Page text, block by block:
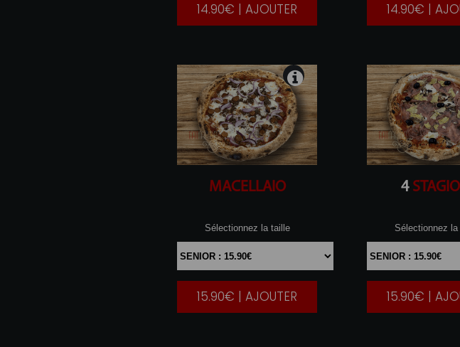
|
14.90€ | AJOUTER 14.90€ |
MACELLAIO
Sélectionnez la taille
|
15.90€ | AJOUTER
4
Sélectionnez
15.90€ |